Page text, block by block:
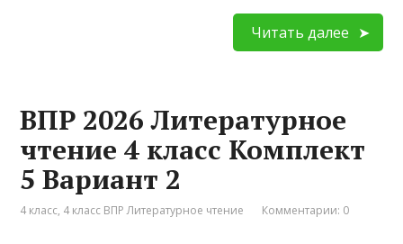
Читать далее
ВПР 2026 Литературное
чтение 4 класс Комплект
5 Вариант 2
4 класс, 4 класс ВПР Литературное чтение Комментарии: 0